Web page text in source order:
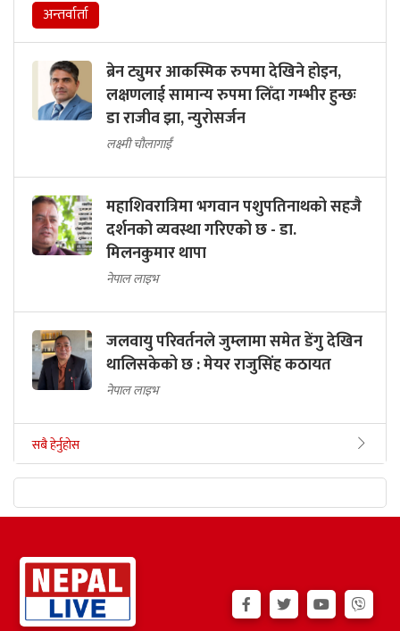
अन्तर्वार्ता
ब्रेन ट्युमर आकस्मिक रुपमा देखिने होइन,
लक्षणलाई सामान्य रुपमा लिँदा गम्भीर हुन्छः
डा राजीव झा, न्युरोसर्जन
लक्ष्मी चौलागाईं
महाशिवरात्रिमा भगवान पशुपतिनाथको सहजै
दर्शनको व्यवस्था गरिएको छ - डा.
मिलनकुमार थापा
नेपाल लाइभ
जलवायु परिवर्तनले जुम्लामा समेत डेंगु देखिन
थालिसकेको छ : मेयर राजुसिंह कठायत
नेपाल लाइभ
सबै हेर्नुहोस